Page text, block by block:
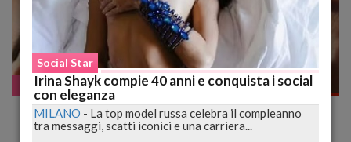
Pazzo WEB
La Paura dei Ragni si Vince in Due Minuti.
Ecco Come
Social Star
Irina Shayk compie 40 anni e conquista i social
con eleganza
MILANO - La top model russa celebra il compleanno
tra messaggi, scatti iconici e una carriera...